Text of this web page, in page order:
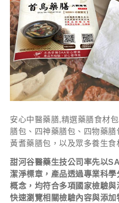
安心中醫藥膳,精選藥膳食材
膳包、四神藥膳包、四物藥
黃耆藥膳包，以及眾多養生食
甜河谷醫藥生技公司率先以
潔淨標章，產品透過專業科
概念，均符合多項國家檢驗
快速瀏覽相關檢驗內容與添